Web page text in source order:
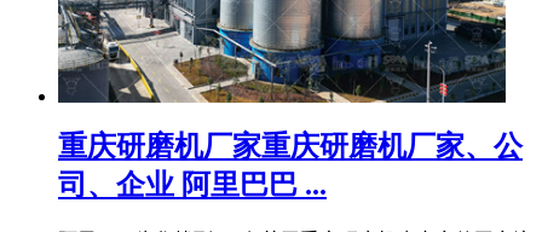
重庆研磨机厂家重庆研磨机厂家、公
司、企业 阿里巴巴 ...